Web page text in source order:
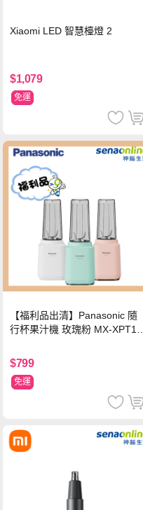
Xiaomi LED 智慧檯燈 2
$1,079
免運
【福利品出清】Panasonic 隨
行杯果汁機 玫瑰粉 MX-XPT10
$799
免運